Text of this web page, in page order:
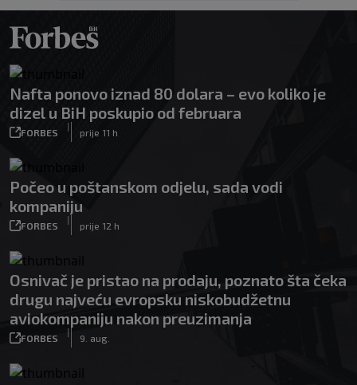
Nafta ponovo iznad 80 dolara – evo koliko je
dizel u BiH poskupio od februara
FORBES
|
prije 11 h
Počeo u poštanskom odjelu, sada vodi
kompaniju
FORBES
|
prije 12 h
Osnivač je pristao na prodaju, poznato šta čeka
drugu najveću evropsku niskobudžetnu
aviokompaniju nakon preuzimanja
FORBES
|
9. aug.